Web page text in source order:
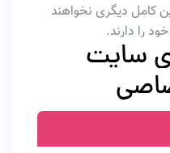
کامل دیگری نخواهند
را دارند.
سایت